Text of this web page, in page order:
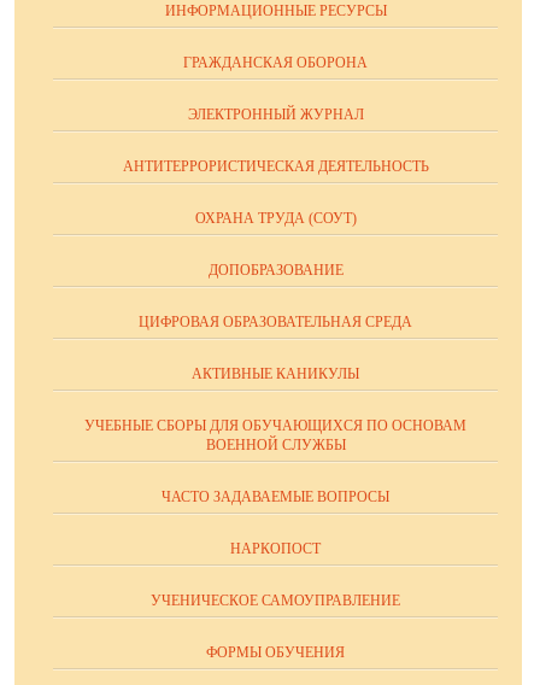
ИНФОРМАЦИОННЫЕ РЕСУРСЫ
ГРАЖДАНСКАЯ ОБОРОНА
ЭЛЕКТРОННЫЙ ЖУРНАЛ
АНТИТЕРРОРИСТИЧЕСКАЯ ДЕЯТЕЛЬНОСТЬ
ОХРАНА ТРУДА (СОУТ)
ДОПОБРАЗОВАНИЕ
ЦИФРОВАЯ ОБРАЗОВАТЕЛЬНАЯ СРЕДА
АКТИВНЫЕ КАНИКУЛЫ
УЧЕБНЫЕ СБОРЫ ДЛЯ ОБУЧАЮЩИХСЯ ПО ОСНОВАМ
ВОЕННОЙ СЛУЖБЫ
ЧАСТО ЗАДАВАЕМЫЕ ВОПРОСЫ
НАРКОПОСТ
УЧЕНИЧЕСКОЕ САМОУПРАВЛЕНИЕ
ФОРМЫ ОБУЧЕНИЯ